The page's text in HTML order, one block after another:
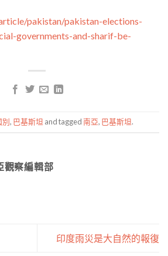
pakistan/pakistan-elections-
governments-and-sharif-be-
別, 巴基斯坦 and tagged南亞, 巴基斯坦.
觀察編輯部
印度雨災是大自然的報復